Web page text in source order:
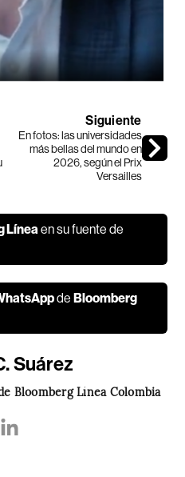
Siguiente
En fotos: las universidades
más bellas del mundo en
2026, según el Prix
Versailles
Línea en su fuente de
deBloomberg
Suárez
Bloomberg Línea Colombia